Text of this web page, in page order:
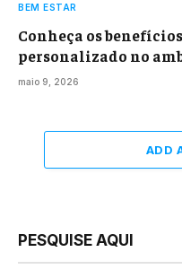
BEM ESTAR
Conheça os
personalizado no
maio 9, 2026
ADD
PESQUISE AQUI